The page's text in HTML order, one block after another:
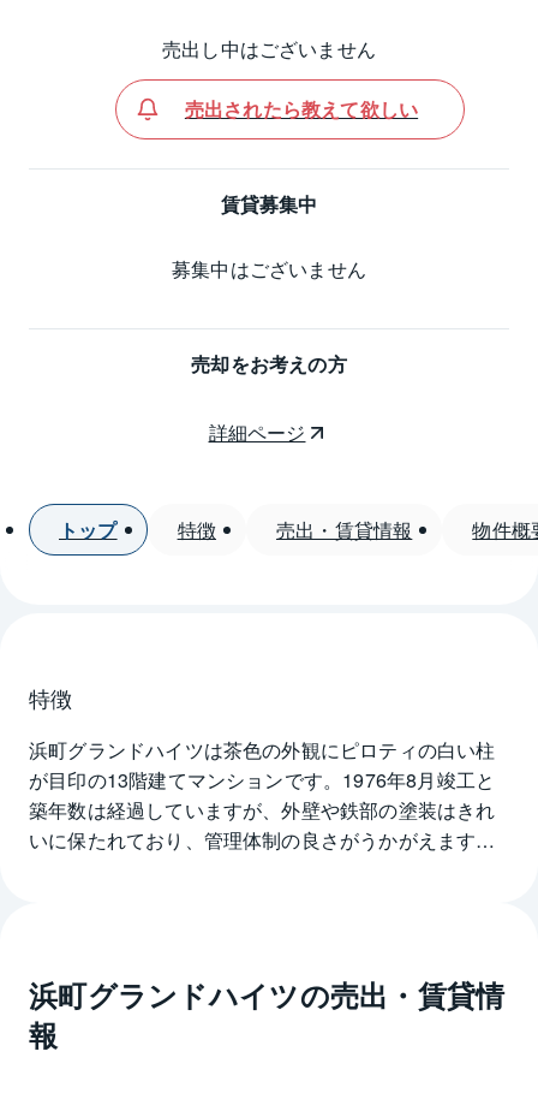
売出し中はございません
売出されたら教えて欲しい
賃貸募集中
募集中はございません
売却をお考えの方
詳細ページ
トップ 特徴 売出・賃貸情報 物件概
特徴
浜町グランドハイツは茶色の外観にピロティの白い柱
が目印の13階建てマンションです。1976年8月竣工と
築年数は経過していますが、外壁や鉄部の塗装はきれ
いに保たれており、管理体制の良さがうかがえます。
スストアがあり便利、成田や羽田へ直行バスが出てい
る東京シティエアターミナルへは徒歩5分と、空港への
アクセスは良好です。浜町グランドハイツの分譲時の
浜町グランドハイツの売出・賃貸情
報